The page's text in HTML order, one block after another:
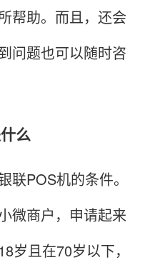
帮助。而且，还会
问题也可以随时咨
么
POS机的条件。
微商户，申请起来
岁且在70岁以下，